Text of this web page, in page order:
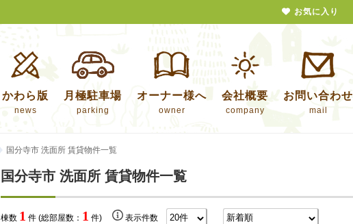
かわら版
news
月極駐車場
parking
オーナー様へ
owner
会社概要
company
お問い合わせ
mail
国分寺市 洗面所 賃貸物件一覧
国分寺市 洗面所 賃貸物件一覧
棟数 1 件 (総部屋数： 1 件) 表示件数
お気に入り